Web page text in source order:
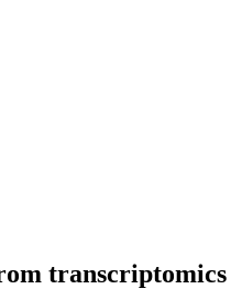
transcriptomics